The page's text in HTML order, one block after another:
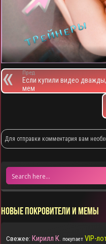
Пред.
Если купили видео
мем
Для отправки комментария вам
НОВЫЕ ПОКРОВИТЕЛИ И МЕМЫ
Свежее: Кирилл К. покупает VIP-